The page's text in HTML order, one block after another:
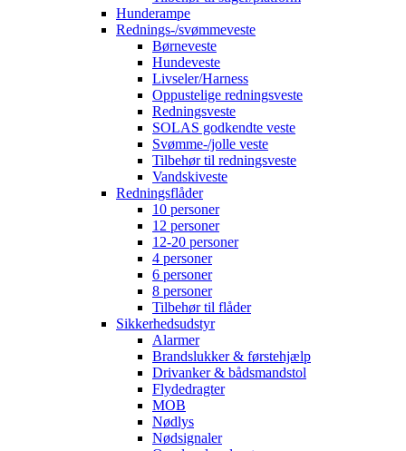
Hunderampe
Rednings-/svømmeveste
Børneveste
Hundeveste
Livseler/Harness
Oppustelige redningsveste
Redningsveste
SOLAS godkendte veste
Svømme-/jolle veste
Tilbehør til redningsveste
Vandskiveste
Redningsflåder
10 personer
12 personer
12-20 personer
4 personer
6 personer
8 personer
Tilbehør til flåder
Sikkerhedsudstyr
Alarmer
Brandslukker & førstehjælp
Drivanker & bådsmandstol
Flydedragter
MOB
Nødlys
Nødsignaler